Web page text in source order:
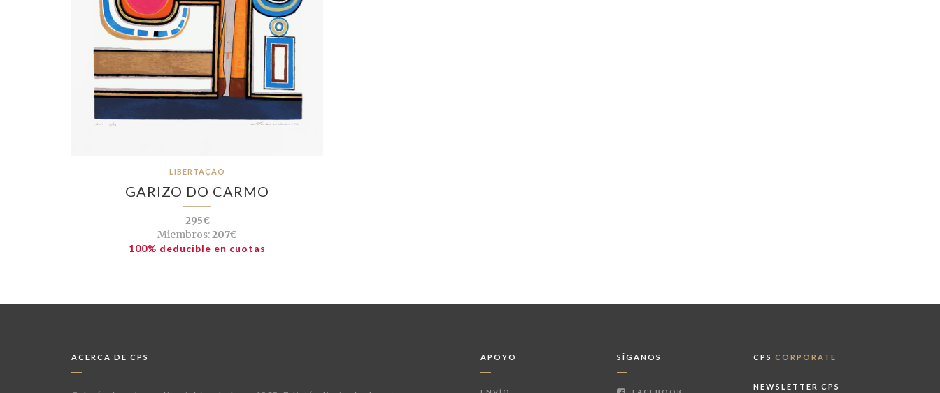
LIBERTAÇÃO
GARIZO DO CARMO
295€
Miembros:207€
100% deducible en cuotas
ACERCA DE CPS APOYO SÍGANOS CPS CORPORATE
NEWSLETTER CPS